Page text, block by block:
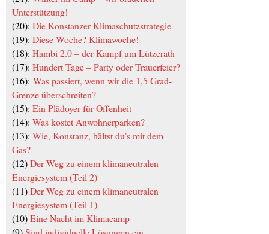
Unterstützung!
(20): Die Konstanzer Klimaschutzstrategie
(19): Diese Woche? Klimawoche!
(18): Hambi 2.0 – der Kampf um Lützerath
(17): Hundert Tage – Party oder Trauerfeier?
(16): Was passiert, wenn wir die 1,5 Grad-
Grenze überschreiten?
(15): Ein Plädoyer für Offenheit
(14): Was kostet Anwohnerparken?
(13): Wie, Konstanz, hältst du’s mit dem
Gas?
(12)Der Weg zu einem klimaneutralen
Energiesystem (Teil 2)
(11)Der Weg zu einem klimaneutralen
Energiesystem (Teil 1)
(10)Eine Nacht im Klimacamp